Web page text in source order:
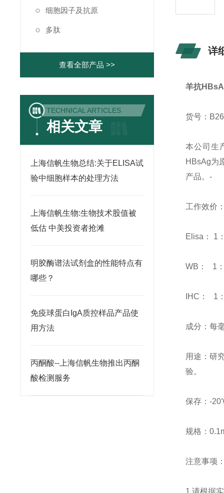
细胞因子及抗原
多肽
查看全部产品 >>
TECHNICAL ARTICLES
相关文章
上海信帆生物总结:关于ELISA试
验中细胞样本的处理方法
上海信帆生物:生物技术股值被
低估 中美投资者抢滩
明胶酶谱法试剂盒的性能特点有
哪些？
免疫球蛋白IgA质控样品产品使
用方法
丙酮酸--上海信帆生物推出丙酮
酸检测服务
详
羊抗
货号：
本公司生
HBsAg为
产品。-
工作效价
Elisa： 1
WB： 1
IHC： 1
成分：每
用途：研
验。
保存：-
规格：
注意事项
1.请根据